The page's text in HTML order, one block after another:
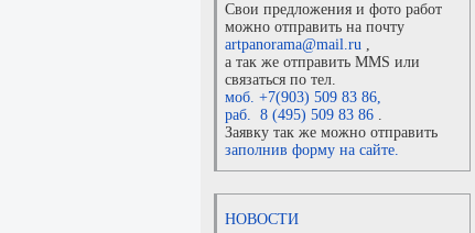
Свои предложения и фото работ
можно отправить на почту
artpanorama@mail.ru ,
а так же отправить MMS или
связаться по тел.
моб. +7(903) 509 83 86,
раб. 8 (495) 509 83 86 .
Заявку так же можно отправить
заполнив форму на сайте.
НОВОСТИ